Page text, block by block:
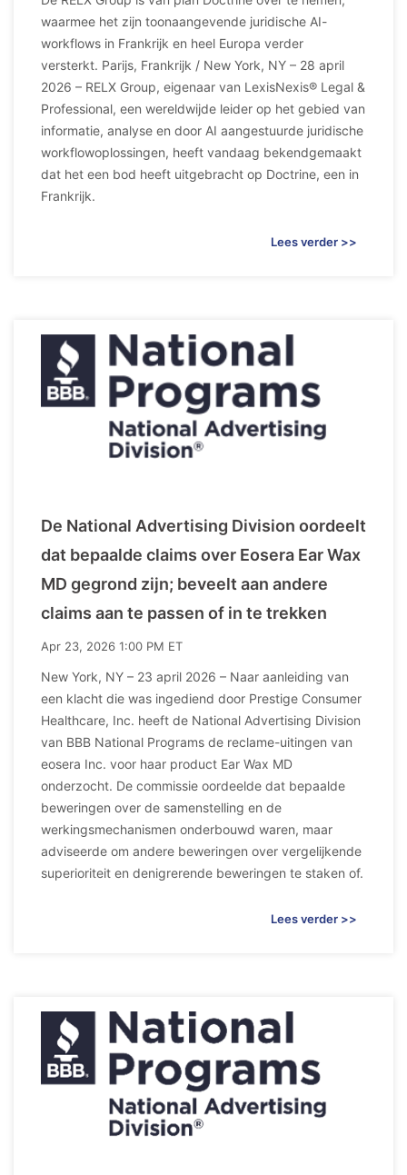
waarmee het zijn toonaangevende juridische AI-
workflows in Frankrijk en heel Europa verder
versterkt. Parijs, Frankrijk / New York, NY – 28 april
2026 – RELX Group, eigenaar van LexisNexis® Legal &
Professional, een wereldwijde leider op het gebied van
informatie, analyse en door AI aangestuurde juridische
workflowoplossingen, heeft vandaag bekendgemaakt
dat het een bod heeft uitgebracht op Doctrine, een in
Frankrijk.
Lees verder >>
De National Advertising Division oordeelt
dat bepaalde claims over Eosera Ear Wax
MD gegrond zijn; beveelt aan andere
claims aan te passen of in te trekken
Apr 23, 2026 1:00 PM ET
New York, NY – 23 april 2026 – Naar aanleiding van
een klacht die was ingediend door Prestige Consumer
Healthcare, Inc. heeft de National Advertising Division
van BBB National Programs de reclame-uitingen van
eosera Inc. voor haar product Ear Wax MD
onderzocht. De commissie oordeelde dat bepaalde
beweringen over de samenstelling en de
werkingsmechanismen onderbouwd waren, maar
adviseerde om andere beweringen over vergelijkende
superioriteit en denigrerende beweringen te staken of.
Lees verder >>